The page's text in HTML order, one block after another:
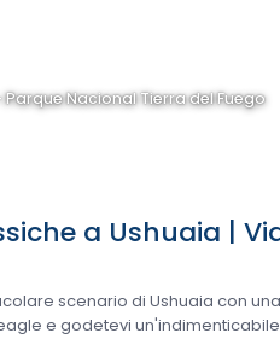
Nacional Tierra del Fuego
a Ushuaia |
scenario di Ushuaia con
e godetevi